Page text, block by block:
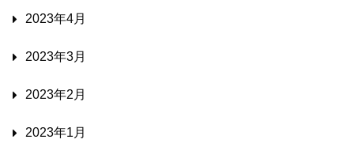
2023年4月
2023年3月
2023年2月
2023年1月